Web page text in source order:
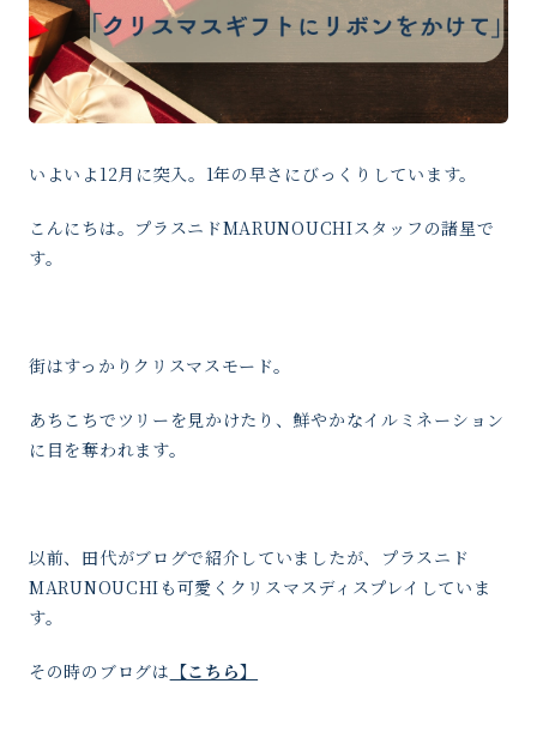
いよいよ12月に突入。1年の早さにびっくりしています。
こんにちは。プラスニドMARUNOUCHIスタッフの諸星で
す。
街はすっかりクリスマスモード。
あちこちでツリーを見かけたり、鮮やかなイルミネーション
に目を奪われます。
以前、田代がブログで紹介していましたが、プラスニド
MARUNOUCHIも可愛くクリスマスディスプレイしていま
す。
その時のブログは 【こちら】